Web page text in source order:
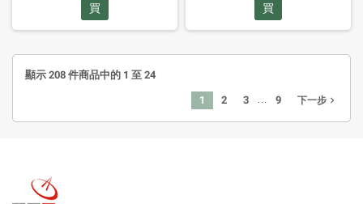
買 買
顯示 208 件商品中的 1 至 24
1 2 3 9 下一步 navigate_next